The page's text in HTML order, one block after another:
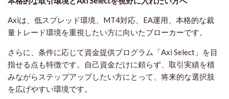
Axiは、低スプレッド環境、MT4対応、EA運用、本格的な裁
量トレード環境を重視したい方に向いたブローカーです。
さらに、条件に応じて資金提供プログラム「Axi Select」を目
指せる点も特徴です。自己資金だけに頼らず、取引実績を積
みながらステップアップしたい方にとって、将来的な選択肢
を広げやすい環境です。